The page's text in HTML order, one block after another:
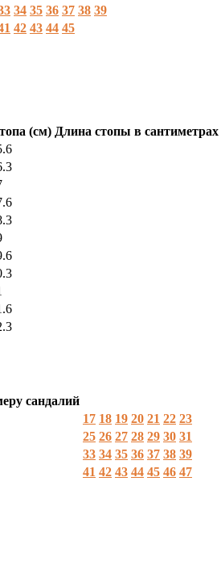
34 35 36 37 38 39
42 43 44 45
(см) Длина стопы в сантиметрах
сандалий
17 18 19 20 21 22 23
25 26 27 28 29 30 31
33 34 35 36 37 38 39
41 42 43 44 45 46 47